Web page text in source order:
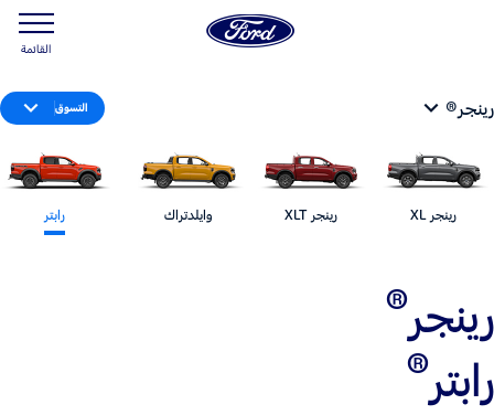
القائمة
رينجر® التسوق
رينجر XL رينجر XLT وايلدتراك رابتر
رينجر®
رابتر®